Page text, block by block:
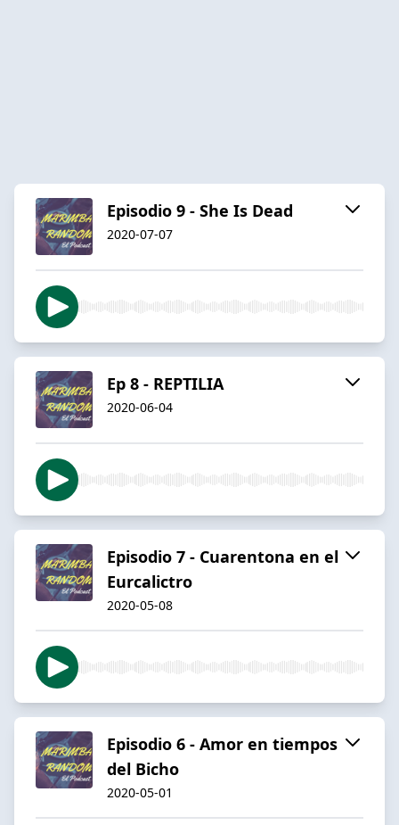
Episodio 9 - She Is Dead
2020-07-07
Ep 8 - REPTILIA
2020-06-04
Episodio 7 - Cuarentona en el
Eurcalictro
2020-05-08
Episodio 6 - Amor en tiempos
del Bicho
2020-05-01